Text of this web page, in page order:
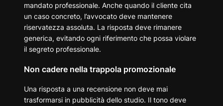
mandato professionale. Anche quando il cliente cita
un caso concreto, l’avvocato deve mantenere
riservatezza assoluta. La risposta deve rimanere
generica, evitando ogni riferimento che possa violare
il segreto professionale.
Non cadere nella trappola promozionale
Una risposta a una recensione non deve mai
trasformarsi in pubblicità dello studio. Il tono deve